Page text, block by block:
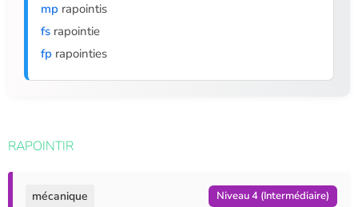
mp rapointis
fs rapointie
fp rapointies
RAPOINTIR
mécanique Niveau 4 (Intermédiaire)